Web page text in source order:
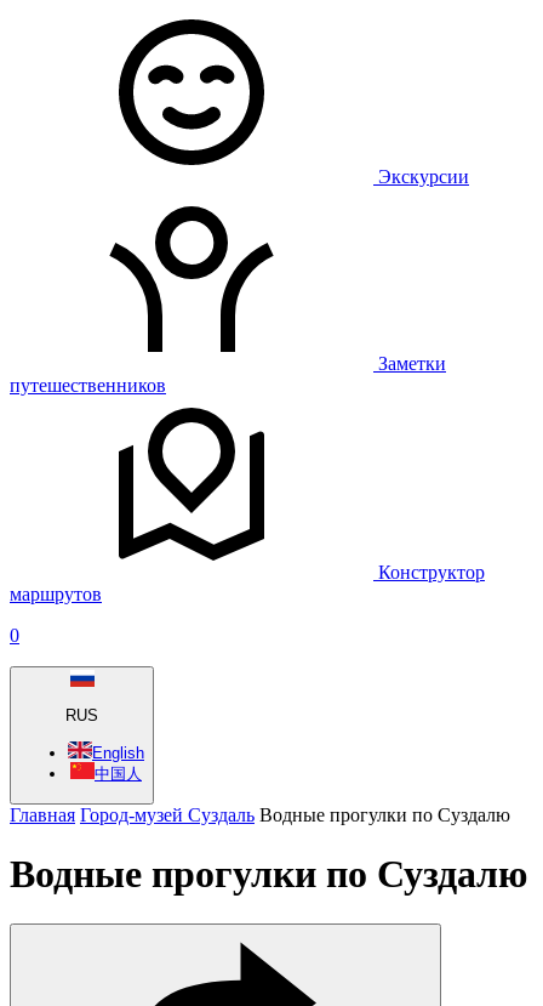
Экскурсии
Заметки
путешественников
Конструктор
маршрутов
0
RUS
English
中国人
Главная Город-музей Суздаль Водные прогулки по Суздалю
Водные прогулки по Суздалю